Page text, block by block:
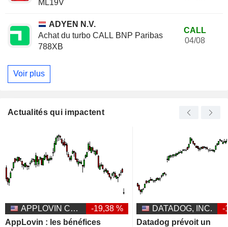
ML19V
ADYEN N.V.
Achat du turbo CALL BNP Paribas
788XB
CALL
04/08
Voir plus
Actualités qui impactent
APPLOVIN CORPORATION
-19,38 %
AppLovin : les bénéfices
DATADOG, INC.
-
Datadog prévoit un